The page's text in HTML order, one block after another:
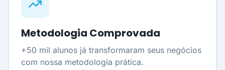
Metodologia Comprovada
+50 mil alunos já transformaram seus negócios
com nossa metodologia prática.